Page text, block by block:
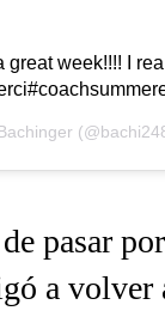
great week!!!! I
pasar
a volver